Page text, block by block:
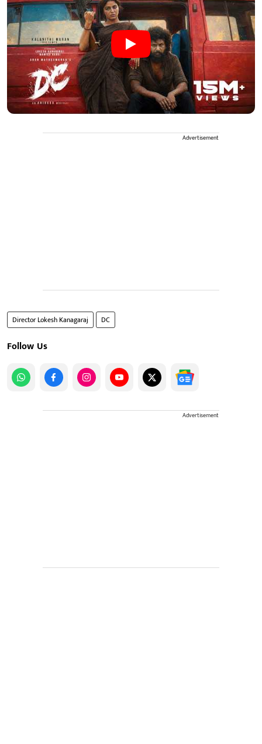
Advertisement
Director Lokesh Kanagaraj DC
Follow Us
Advertisement